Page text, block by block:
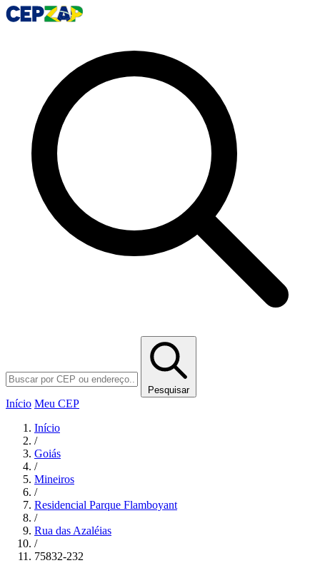
Pesquisar
Início Meu CEP
Início
/
Goiás
/
Mineiros
/
Residencial Parque Flamboyant
/
Rua das Azaléias
/
75832-232